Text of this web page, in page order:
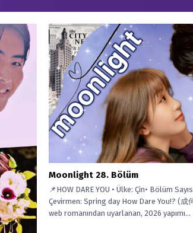
Moonlight 28. Bölüm
📌HOW DARE YOU • Ülke: Çin• Bölüm
Çevirmen: Spring day How Dare You!? (
web romanından uyarlanan, 2026 yapımı...